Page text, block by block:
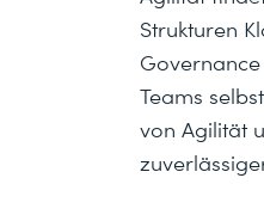
Strukturen
Teams
von Agilität